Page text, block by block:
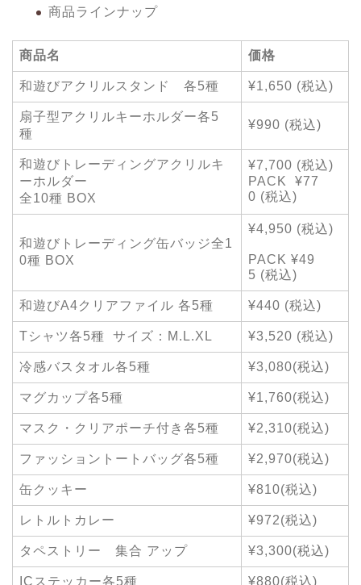
商品ラインナップ
商品名 価格
和遊びアクリルスタンド 各5種 ¥1,650 (税込)
扇子型アクリルキーホルダー各5
種
¥990 (税込)
和遊びトレーディングアクリルキ
ーホルダー
全10種 BOX
¥7,700 (税込)
PACK ¥77
0 (税込)
和遊びトレーディング缶バッジ全1
0種 BOX
¥4,950 (税込)
PACK ¥49
5 (税込)
和遊びA4クリアファイル 各5種 ¥440 (税込)
Tシャツ各5種 サイズ：M.L.XL ¥3,520 (税込)
冷感バスタオル各5種 ¥3,080(税込)
マグカップ各5種 ¥1,760(税込)
マスク・クリアポーチ付き各5種 ¥2,310(税込)
ファッショントートバッグ各5種 ¥2,970(税込)
缶クッキー ¥810(税込)
レトルトカレー ¥972(税込)
タペストリー 集合 アップ ¥3,300(税込)
ICステッカー各5種 ¥880(税込)